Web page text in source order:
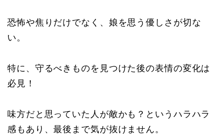
恐怖や焦りだけでなく、娘を思う優しさが切な
い。
特に、守るべきものを見つけた後の表情の変化は
必見！
味方だと思っていた人が敵かも？というハラハラ
感もあり、最後まで気が抜けません。